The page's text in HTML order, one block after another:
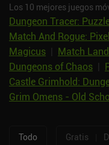
Los 10 mejores juegos
Dungeon Tracer:
Match And Rogue:
Magicus
Match
Dungeons of Chaos
Castle Grimhold:
Grim Omens - Old
Todo Gratis